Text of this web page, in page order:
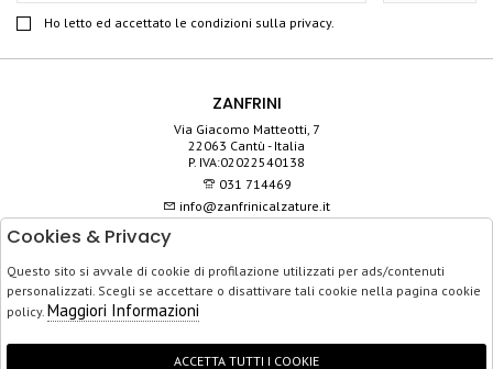
Ho letto ed accettato le condizioni sulla privacy.
ZANFRINI
Via Giacomo Matteotti, 7
22063 Cantù - Italia
P. IVA:02022540138
031 714469
info@zanfrinicalzature.it
SERVIZIO CLIENTI
ACQUISTO SICURO
Cookies & Privacy
Questo sito si avvale di cookie di profilazione utilizzati per ads/contenuti
personalizzati. Scegli se accettare o disattivare tali cookie nella pagina cookie
policy. Maggiori Informazioni
ACCETTA TUTTI I COOKIE